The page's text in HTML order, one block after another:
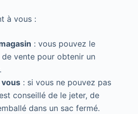
à vous :
: vous pouvez le
vente pour obtenir un
.
: si vous ne pouvez pas
conseillé de le jeter, de
dans un sac fermé.